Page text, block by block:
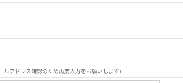
ールアドレス確認のため再度入力をお願いします)